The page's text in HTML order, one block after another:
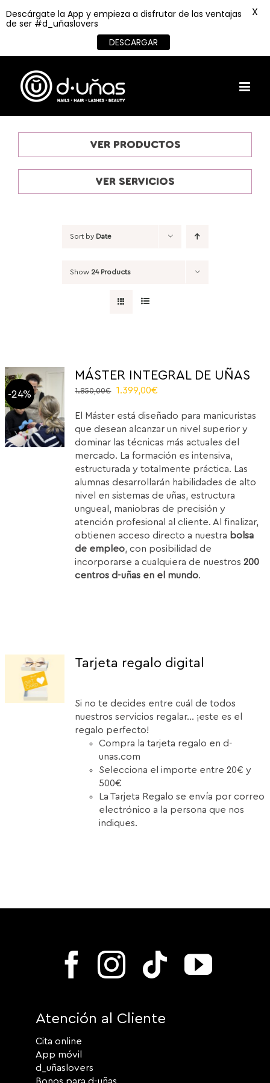
content
VER PRODUCTOS
VER SERVICIOS
Sort by Date
Show 24 Products
-24%
MÁSTER INTEGRAL DE UÑAS
1.850,00€
Original
was:
1.850,00€.
1.399,00€
is:
1.399,00€.
El Máster está diseñado para manicuristas
que desean alcanzar un nivel superior y
dominar las técnicas más actuales del
mercado. La formación es intensiva,
estructurada y totalmente práctica. Las
alumnas desarrollarán habilidades de alto
nivel en sistemas de uñas, estructura
ungueal, maniobras de precisión y
atención profesional al cliente. Al finalizar,
obtienen acceso directo a nuestra bolsa
de empleo, con posibilidad de
incorporarse a cualquiera de nuestros200
centros d-uñas en el mundo.
Tarjeta regalo digital
Si no te decides entre cuál de todos
nuestros servicios regalar... ¡este es el
regalo perfecto!
Compra la tarjeta regalo en d-
unas.com
Selecciona el importe entre 20€ y
500€
La Tarjeta Regalo se envía por correo
electrónico a la persona que nos
indiques.
Atención al Cliente
Cita online
App móvil
d_uñaslovers
Descárgate la App y empieza a disfrutar de las ventajas
de ser #d_uñaslovers
DESCARGAR
X